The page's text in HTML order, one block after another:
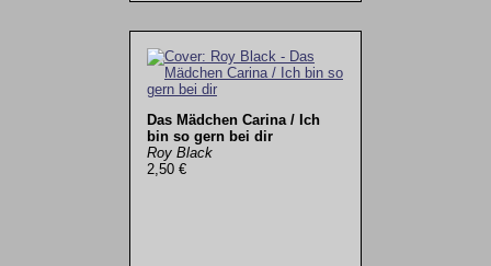
Das Mädchen Carina / Ich
bin so gern bei dir
Roy Black
2,50 €